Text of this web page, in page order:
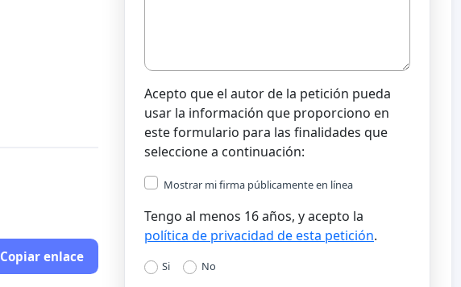
Copiar enlace
Acepto que el autor de la petición pueda
usar la información que proporciono en
este formulario para las finalidades que
seleccione a continuación:
Mostrar mi firma públicamente en línea
Tengo al menos 16 años, y acepto la
política de privacidad de esta petición.
Si No